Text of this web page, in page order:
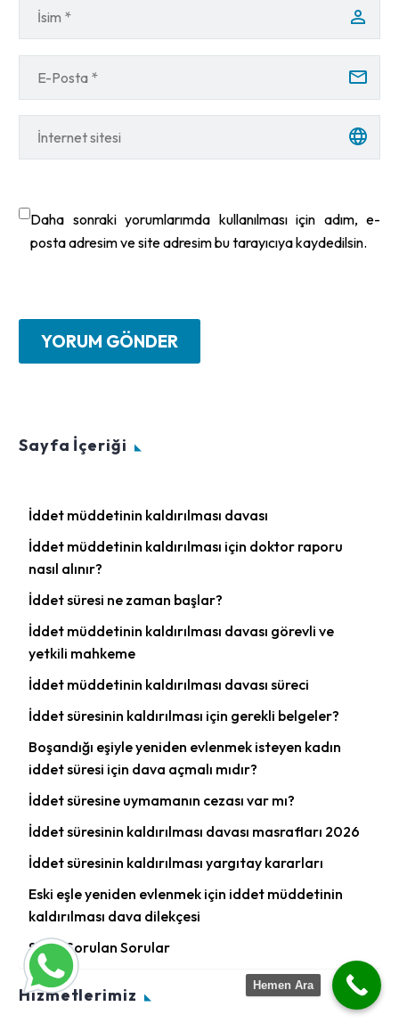
Daha sonraki yorumlarımda kullanılması için adım, e-
posta adresim ve site adresim bu tarayıcıya kaydedilsin.
YORUM GÖNDER
Sayfa İçeriği
İddet müddetinin kaldırılması davası
İddet müddetinin kaldırılması için doktor raporu
nasıl alınır?
İddet süresi ne zaman başlar?
İddet müddetinin kaldırılması davası görevli ve
yetkili mahkeme
İddet müddetinin kaldırılması davası süreci
İddet süresinin kaldırılması için gerekli belgeler?
Boşandığı eşiyle yeniden evlenmek isteyen kadın
iddet süresi için dava açmalı mıdır?
İddet süresine uymamanın cezası var mı?
İddet süresinin kaldırılması davası masrafları 2026
İddet süresinin kaldırılması yargıtay kararları
Eski eşle yeniden evlenmek için iddet müddetinin
kaldırılması dava dilekçesi
Sıkça Sorulan Sorular
Hizmetlerimiz Hemen Ara